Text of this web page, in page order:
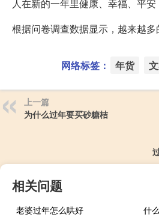
人在新的一年里健康、幸福、平安
根据问卷调查数据显示，越来越多
网络标签： 年货
上一篇
为什么过年要买砂糖桔
相关问题
老婆过年怎么哄好
什